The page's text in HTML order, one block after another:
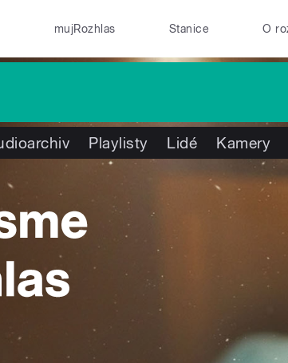
mujRozhlas Stanice O
Playlisty Lidé Kamery